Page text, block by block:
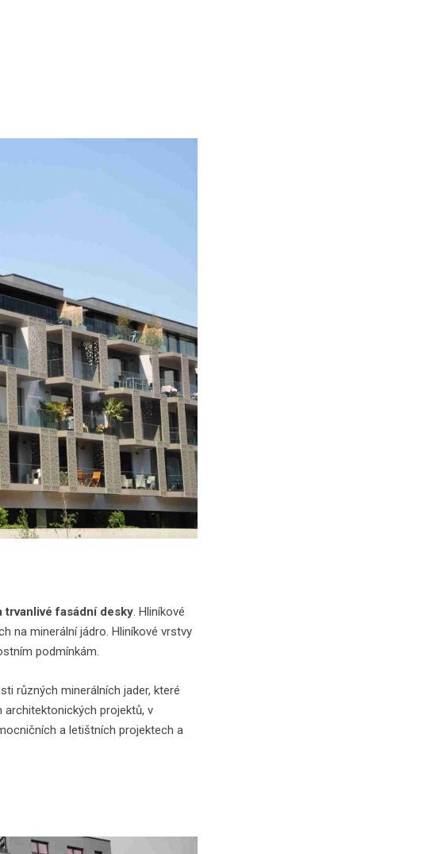
trvanlivé fasádní desky. Hliníkové
na minerální jádro. Hliníkové vrstvy
podmínkám.
různých minerálních jader, které
architektonických projektů, v
a letištních projektech a